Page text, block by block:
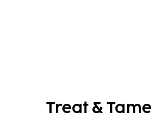
Treat & Tame